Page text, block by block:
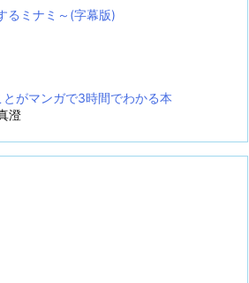
るミナミ～(字幕版)
がマンガで3時間でわかる本
澄